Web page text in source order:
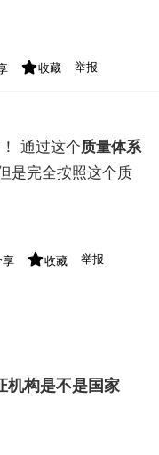
收藏 举报
通过这个质量体系
是完全按照这个质
享 收藏 举报
机构是不是国家